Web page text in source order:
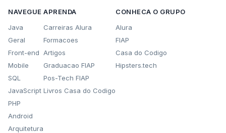
NAVEGUE
Java
Geral
Front-end
Mobile
SQL
JavaScript
PHP
Android
Arquitetura
APRENDA
Carreiras Alura
Formacoes
Artigos
Graduacao FIAP
Pos-Tech FIAP
Livros Casa do Codigo
CONHECA O GRUPO
Alura
FIAP
Casa do Codigo
Hipsters.tech